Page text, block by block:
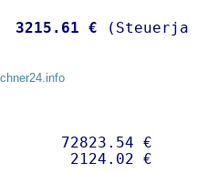
3215.61 €
72823.54 €